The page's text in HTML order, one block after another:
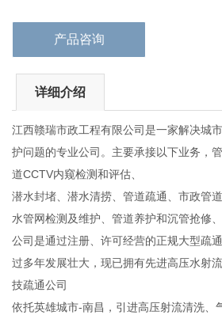
依托英雄城市-
产品咨询
详细介绍
江西赣瑞市政工程有限公司是一家解决城
护问题的专业公司。主要承接以下业务，
道CCTV内窥检测和评估、
潜水封堵、潜水清捞、管道疏通、市政管
水管网检测及维护、管道养护和沉管抢修、
公司是通过注册、许可经营的正规大型疏
过多年发展壮大，现已拥有先进高压水射
技疏通公司
依托英雄城市-南昌，引进高压射流清洗、